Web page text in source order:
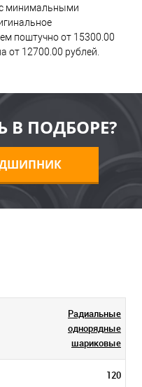
с минимальными
поштучно от 15300.00
от 12700.00 рублей.
ПОДБОРЕ?
Радиальные
однорядные
шариковые
120